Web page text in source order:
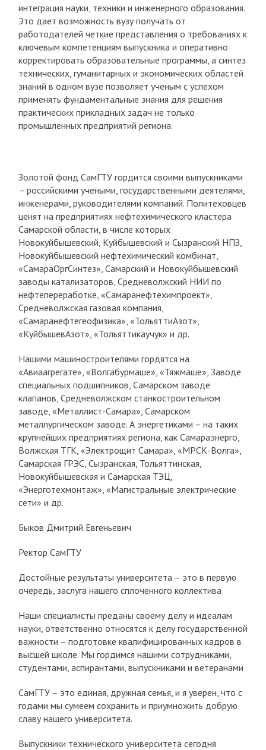
интеграция науки, техники и инженерного образования.
Это дает возможность вузу получать от
работодателей четкие представления о требованиях к
ключевым компетенциям выпускника и оперативно
корректировать образовательные программы, а синтез
технических, гуманитарных и экономических областей
знаний в одном вузе позволяет ученым с успехом
применять фундаментальные знания для решения
практических прикладных задач не только
промышленных предприятий региона.
Золотой фонд СамГТУ гордится своими выпускниками
– российскими учеными, государственными деятелями,
инженерами, руководителями компаний. Политеховцев
ценят на предприятиях нефтехимического кластера
Самарской области, в числе которых
Новокуйбышевский, Куйбышевский и Сызранский НПЗ,
Новокуйбышевский нефтехимический комбинат,
«СамараОргСинтез», Самарский и Новокуйбышевский
заводы катализаторов, Средневолжский НИИ по
нефтепереработке, «Самаранефтехимпроект»,
Средневолжская газовая компания,
«Самаранефтегеофизика», «ТольяттиАзот»,
«КуйбышевАзот», «Тольяттикаучук» и др.
Нашими машиностроителями гордятся на
«Авиаагрегате», «Волгабурмаше», «Тяжмаше», Заводе
специальных подшипников, Самарском заводе
клапанов, Средневолжском станкостроительном
заводе, «Металлист-Самара», Самарском
металлургическом заводе. А энергетиками – на таких
крупнейших предприятиях региона, как Самараэнерго,
Волжская ТГК, «Электрощит Самара», «МРСК-Волга»,
Самарская ГРЭС, Сызранская, Тольяттинская,
Новокуйбышевская и Самарская ТЭЦ,
«Энерготехмонтаж», «Магистральные электрические
сети» и др.
Быков Дмитрий Евгеньевич
Ректор СамГТУ
Достойные результаты университета – это в первую
очередь, заслуга нашего сплоченного коллектива
Наши специалисты преданы своему делу и идеалам
науки, ответственно относятся к делу государственной
важности – подготовке квалифицированных кадров в
высшей школе. Мы гордимся нашими сотрудниками,
студентами, аспирантами, выпускниками и ветеранами
СамГТУ – это единая, дружная семья, и я уверен, что с
годами мы сумеем сохранить и приумножить добрую
славу нашего университета.
Выпускники технического университета сегодня